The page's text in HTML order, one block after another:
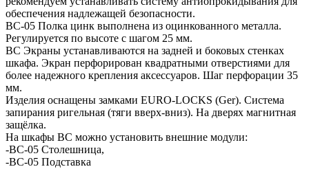
обеспечения надлежащей безопасности.
ВС-05 Полка цинк выполнена из оцинкованного металла.
Регулируется по высоте с шагом 25 мм.
ВС Экраны устанавливаются на задней и боковых стенках
шкафа. Экран перфорирован квадратными отверстиями для
более надежного крепления аксессуаров. Шаг перфорации 35
мм.
Изделия оснащены замками EURO-LOCKS (Ger). Система
запирания ригельная (тяги вверх-вниз). На дверях магнитная
защёлка.
На шкафы ВС можно установить внешние модули:
-ВС-05 Столешница,
-ВС-05 Подставка